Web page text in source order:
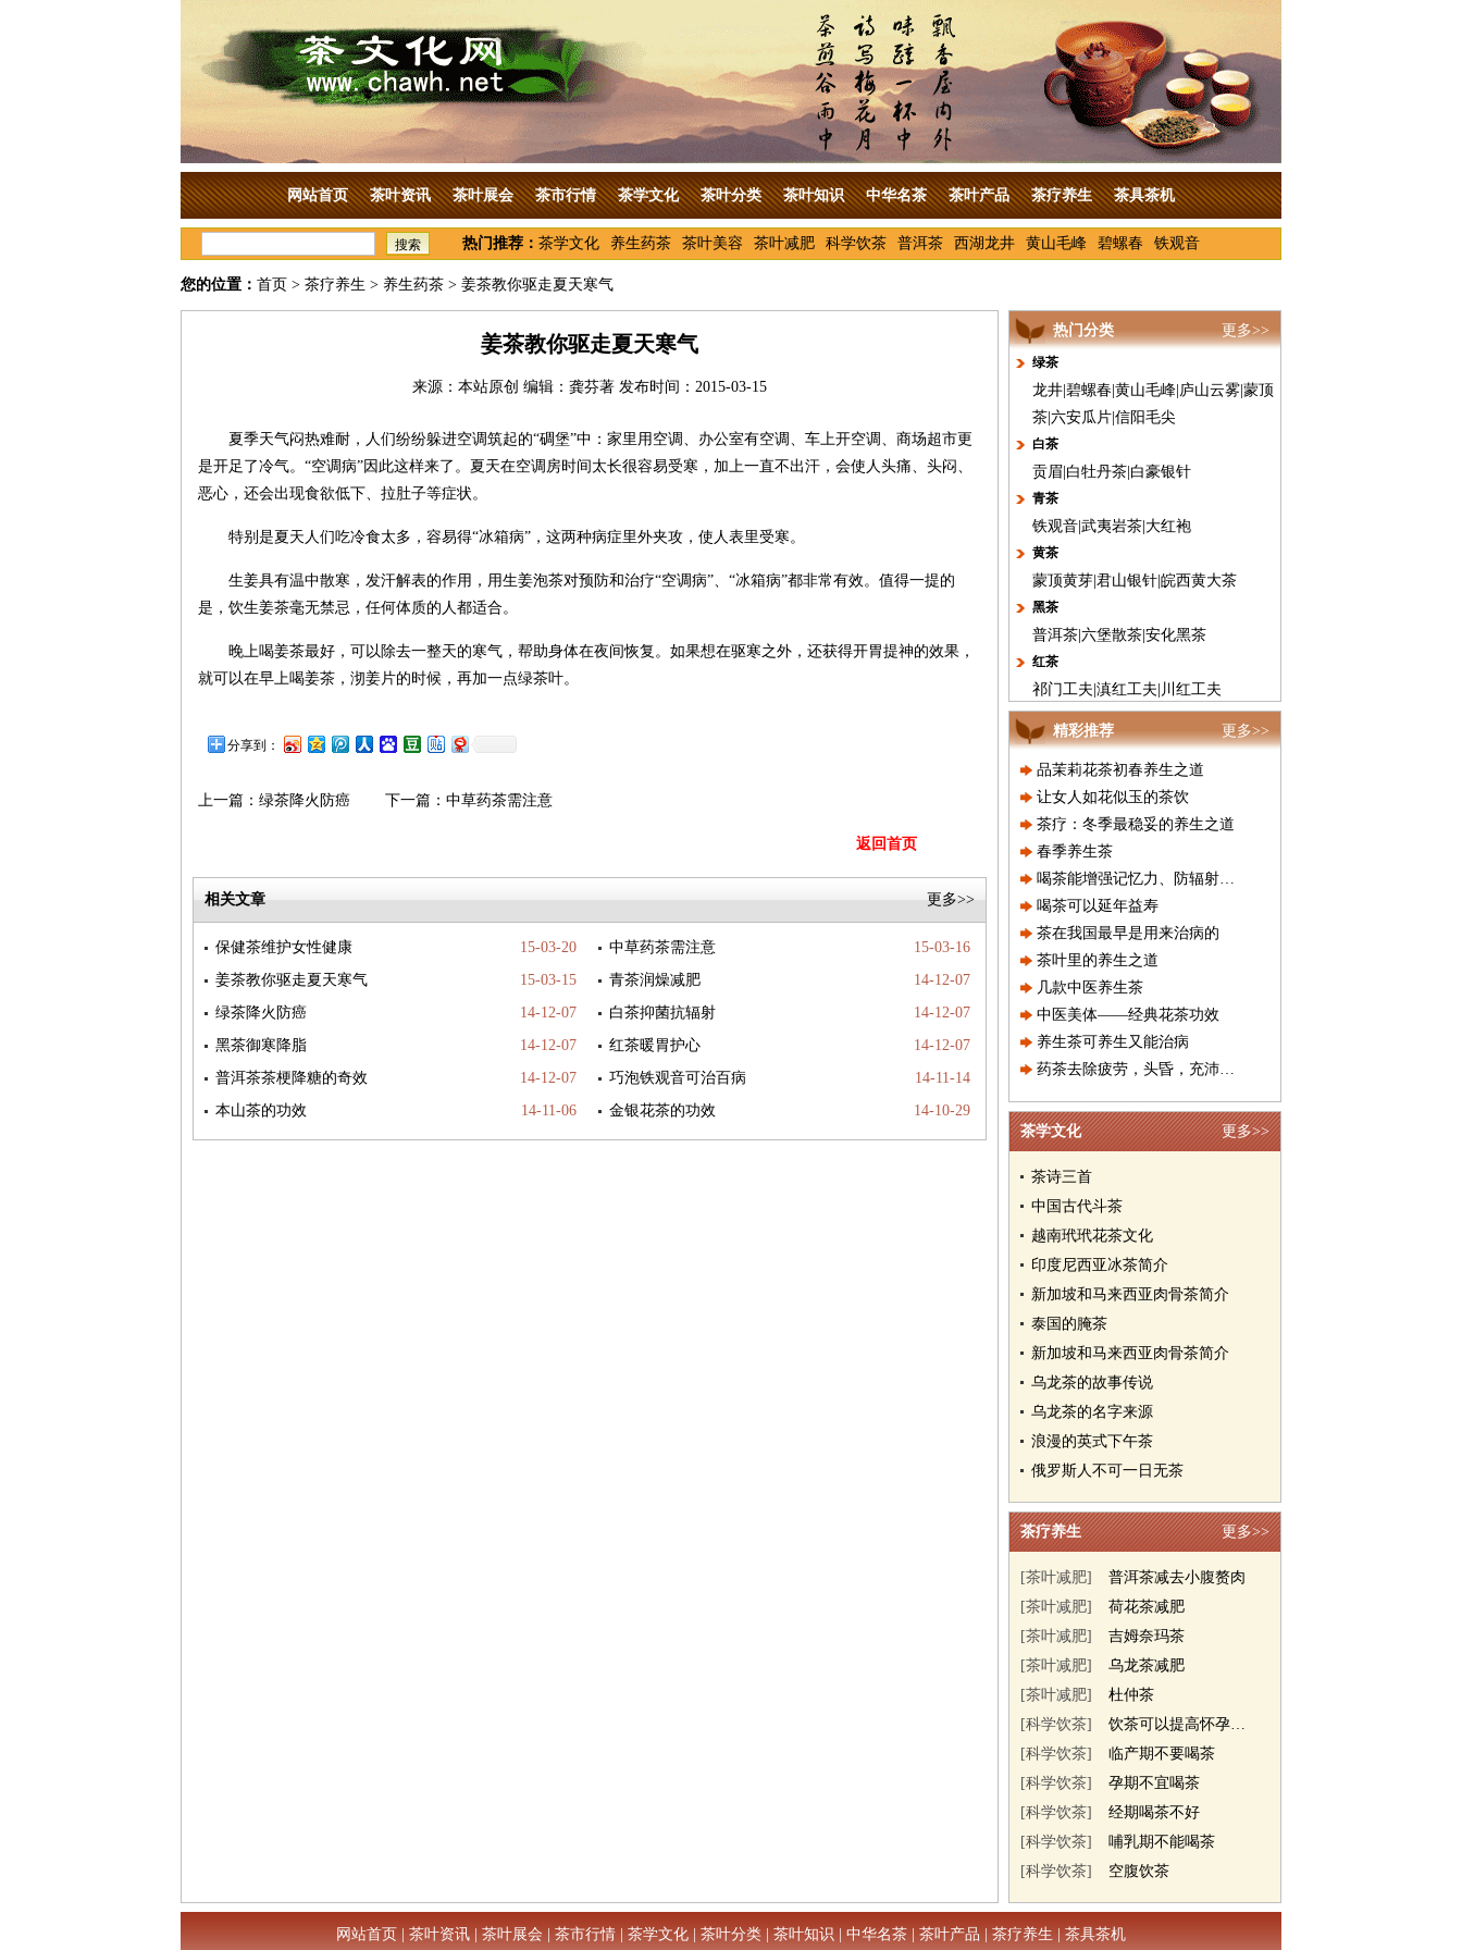
网站首页 茶叶资讯 茶叶展会 茶市行情 茶学文化 茶叶分类 茶叶知识 中华名茶 茶叶产品 茶疗养生 茶具茶机
搜索 热门推荐： 茶学文化 养生药茶 茶叶美容 茶叶减肥 科学饮茶 普洱茶 西湖龙井 黄山毛峰 碧螺春 铁观音
您的位置： 首页 > 茶疗养生 > 养生药茶 > 姜茶教你驱走夏天寒气
姜茶教你驱走夏天寒气
来源：本站原创 编辑：龚芬著 发布时间：2015-03-15
夏季天气闷热难耐，人们纷纷躲进空调筑起的“碉堡”中：家里用空调、办公室有空调、车上开空调、商场超市更
是开足了冷气。“空调病”因此这样来了。夏天在空调房时间太长很容易受寒，加上一直不出汗，会使人头痛、头闷、
恶心，还会出现食欲低下、拉肚子等症状。
特别是夏天人们吃冷食太多，容易得“冰箱病”，这两种病症里外夹攻，使人表里受寒。
生姜具有温中散寒，发汗解表的作用，用生姜泡茶对预防和治疗“空调病”、“冰箱病”都非常有效。值得一提的
是，饮生姜茶毫无禁忌，任何体质的人都适合。
晚上喝姜茶最好，可以除去一整天的寒气，帮助身体在夜间恢复。如果想在驱寒之外，还获得开胃提神的效果，
就可以在早上喝姜茶，沏姜片的时候，再加一点绿茶叶。
分享到：
上一篇： 绿茶降火防癌 下一篇： 中草药茶需注意
返回首页
更多>>
相关文章
15-03-20
保健茶维护女性健康 15-03-16
中草药茶需注意
15-03-15
姜茶教你驱走夏天寒气 14-12-07
青茶润燥减肥
14-12-07
绿茶降火防癌 14-12-07
白茶抑菌抗辐射
14-12-07
黑茶御寒降脂 14-12-07
红茶暖胃护心
14-12-07
普洱茶茶梗降糖的奇效 14-11-14
巧泡铁观音可治百病
14-11-06
本山茶的功效 14-10-29
金银花茶的功效
更多>>
热门分类
绿茶
龙井 碧螺春 黄山毛峰 庐山云雾 蒙顶
茶 六安瓜片 信阳毛尖
白茶
贡眉 白牡丹茶 白豪银针
青茶
铁观音 武夷岩茶 大红袍
黄茶
蒙顶黄芽 君山银针 皖西黄大茶
黑茶
普洱茶 六堡散茶 安化黑茶
红茶
祁门工夫 滇红工夫 川红工夫
更多>>
精彩推荐
品茉莉花茶初春养生之道
让女人如花似玉的茶饮
茶疗：冬季最稳妥的养生之道
春季养生茶
喝茶能增强记忆力、防辐射增强抵
喝茶可以延年益寿
茶在我国最早是用来治病的
茶叶里的养生之道
几款中医养生茶
中医美体——经典花茶功效
养生茶可养生又能治病
药茶去除疲劳，头昏，充沛精力延
更多>>
茶学文化
茶诗三首
中国古代斗茶
越南玳玳花茶文化
印度尼西亚冰茶简介
新加坡和马来西亚肉骨茶简介
泰国的腌茶
新加坡和马来西亚肉骨茶简介
乌龙茶的故事传说
乌龙茶的名字来源
浪漫的英式下午茶
俄罗斯人不可一日无茶
更多>>
茶疗养生
[茶叶减肥]
普洱茶减去小腹赘肉
[茶叶减肥]
荷花茶减肥
[茶叶减肥]
吉姆奈玛茶
[茶叶减肥]
乌龙茶减肥
[茶叶减肥]
杜仲茶
[科学饮茶]
饮茶可以提高怀孕几率
[科学饮茶]
临产期不要喝茶
[科学饮茶]
孕期不宜喝茶
[科学饮茶]
经期喝茶不好
[科学饮茶]
哺乳期不能喝茶
[科学饮茶]
空腹饮茶
网站首页 茶叶资讯 茶叶展会 茶市行情 茶学文化 茶叶分类 茶叶知识 中华名茶 茶叶产品 茶疗养生 茶具茶机